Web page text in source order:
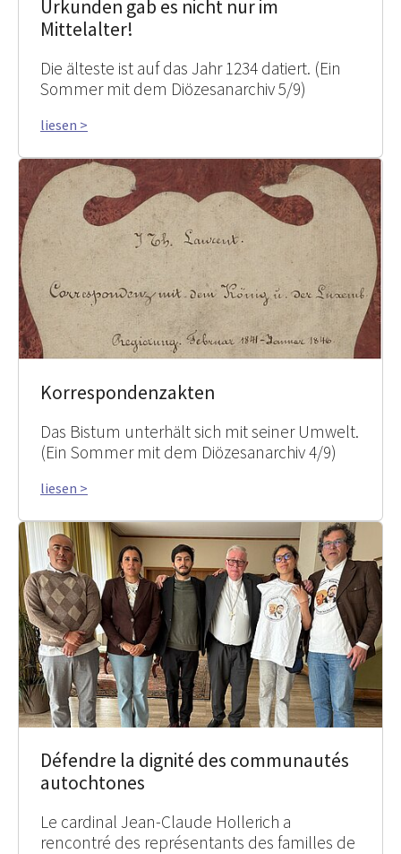
Urkunden gab es nicht nur im
Mittelalter!
Die älteste ist auf das Jahr 1234 datiert. (Ein
Sommer mit dem Diözesanarchiv 5/9)
liesen >
Korrespondenzakten
Das Bistum unterhält sich mit seiner Umwelt.
(Ein Sommer mit dem Diözesanarchiv 4/9)
liesen >
Défendre la dignité des communautés
autochtones
Le cardinal Jean-Claude Hollerich a
rencontré des représentants des familles de